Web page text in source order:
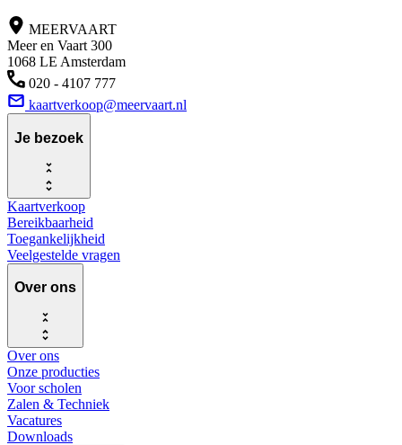
MEERVAART
Meer en Vaart 300
1068 LE Amsterdam
020 - 4107 777
kaartverkoop@meervaart.nl
Je bezoek
Kaartverkoop
Bereikbaarheid
Toegankelijkheid
Veelgestelde vragen
Over ons
Over ons
Onze producties
Voor scholen
Zalen & Techniek
Vacatures
Downloads